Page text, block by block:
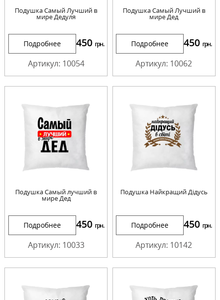
Подушка Самый Лучший в
мире Дедуля
Подробнее 450 грн.
Артикул: 10054
Подушка Самый Лучший в
мире Дед
Подробнее 450 грн.
Артикул: 10062
Подушка Самый лучший в
мире Дед
Подробнее 450 грн.
Артикул: 10033
Подушка Найкращий Дідусь
Подробнее 450 грн.
Артикул: 10142